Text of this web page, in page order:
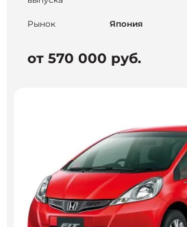
Рынок Япония
от 570 000 руб.